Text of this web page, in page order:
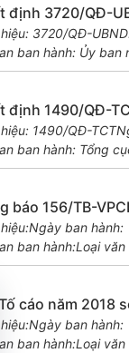
định 3720/QĐ-
3720/QĐ-UBND
ban hành: Ủy ban
định 1490/QĐ-
1490/QĐ-TCT
ban hành: Tổng
báo 156/TB-
Ngày ban hành:
ban hành:Loại văn
cáo năm 2018
hiệu:Ngày ban hành:
ban hành:Loại văn